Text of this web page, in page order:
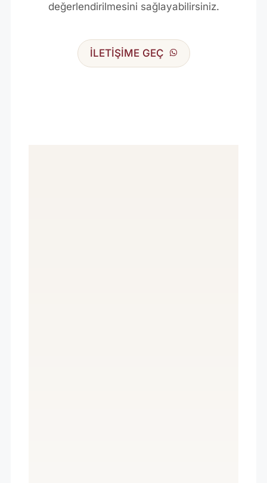
değerlendirilmesini sağlayabilirsiniz.
İLETİŞİME GEÇ